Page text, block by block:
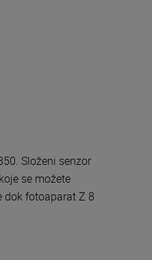
Složeni senzor
se možete
dok fotoaparat Z 8